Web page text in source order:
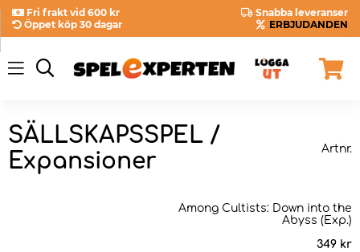
Fri frakt vid 600 kr
Snabba leveranser
Öppet köp 30 dagar
ERBJUDANDEN
SÄLLSKAPSSPEL /
Expansioner
Artnr.
Among Cultists: Down into the
Abyss (Exp.)
349 kr